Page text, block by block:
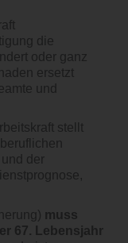
die
oder ganz
ersetzt
und
stellt
der
muss
67. Lebensjahr